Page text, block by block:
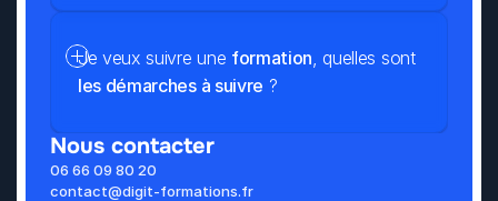
Nous contacter
06 66 09 80 20
contact@digit-formations.fr
Je veux suivre une formation
, quelles sont
les démarches à suivre ?